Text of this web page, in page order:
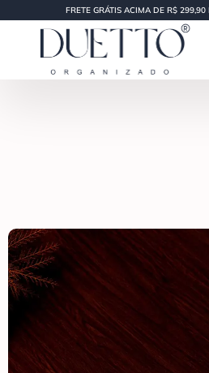
FRETE GRÁTIS ACIMA DE R$